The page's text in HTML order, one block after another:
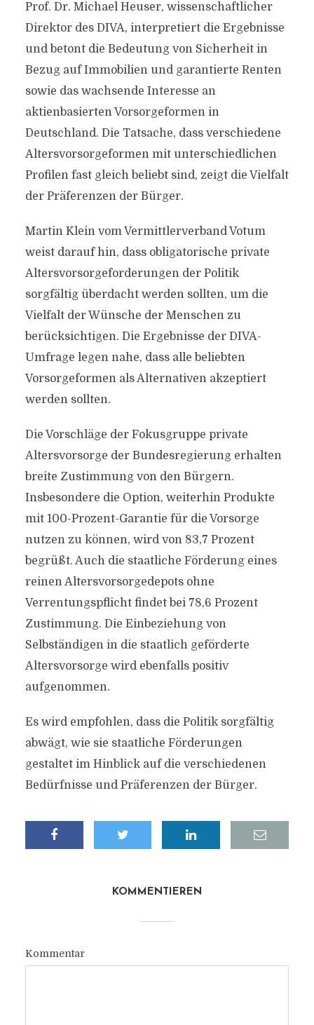
Prof. Dr. Michael Heuser, wissenschaftlicher
Direktor des DIVA, interpretiert die Ergebnisse
und betont die Bedeutung von Sicherheit in
Bezug auf Immobilien und garantierte Renten
sowie das wachsende Interesse an
aktienbasierten Vorsorgeformen in
Deutschland. Die Tatsache, dass verschiedene
Altersvorsorgeformen mit unterschiedlichen
Profilen fast gleich beliebt sind, zeigt die Vielfalt
der Präferenzen der Bürger.
Martin Klein vom Vermittlerverband Votum
weist darauf hin, dass obligatorische private
Altersvorsorgeforderungen der Politik
sorgfältig überdacht werden sollten, um die
Vielfalt der Wünsche der Menschen zu
berücksichtigen. Die Ergebnisse der DIVA-
Umfrage legen nahe, dass alle beliebten
Vorsorgeformen als Alternativen akzeptiert
werden sollten.
Die Vorschläge der Fokusgruppe private
Altersvorsorge der Bundesregierung erhalten
breite Zustimmung von den Bürgern.
Insbesondere die Option, weiterhin Produkte
mit 100-Prozent-Garantie für die Vorsorge
nutzen zu können, wird von 83,7 Prozent
begrüßt. Auch die staatliche Förderung eines
reinen Altersvorsorgedepots ohne
Verrentungspflicht findet bei 78,6 Prozent
Zustimmung. Die Einbeziehung von
Selbständigen in die staatlich geförderte
Altersvorsorge wird ebenfalls positiv
aufgenommen.
Es wird empfohlen, dass die Politik sorgfältig
abwägt, wie sie staatliche Förderungen
gestaltet im Hinblick auf die verschiedenen
Bedürfnisse und Präferenzen der Bürger.
KOMMENTIEREN
Kommentar